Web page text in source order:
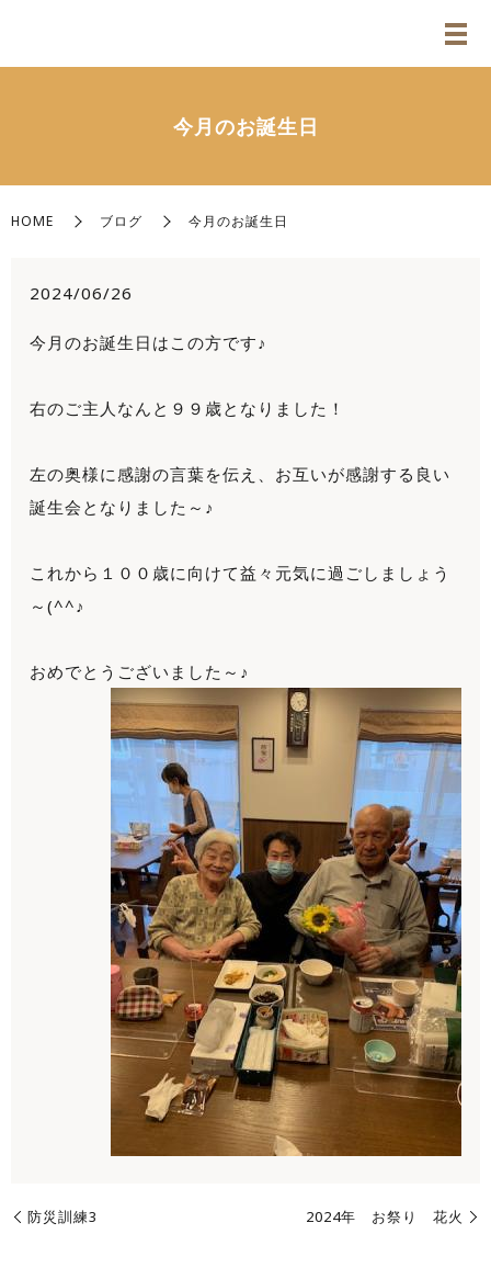
今月のお誕生日
HOME ブログ 今月のお誕生日
2024/06/26
今月のお誕生日はこの方です♪
右のご主人なんと９９歳となりました！
左の奥様に感謝の言葉を伝え、お互いが感謝する良い
誕生会となりました～♪
これから１００歳に向けて益々元気に過ごしましょう
～(^^♪
おめでとうございました～♪
防災訓練3 2024年 お祭り 花火